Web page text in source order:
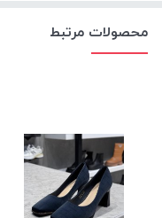
محصولات مرتبط